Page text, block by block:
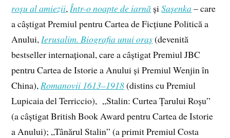
roșu al amiezii, Într-o noapte de iarnă șiSașenka– care
a câștigat Premiul pentru Cartea de Ficțiune Politică a
Anului, Ierusalim. Biografia unui oraș(devenită
bestseller internațional, care a câștigat Premiul JBC
pentru Cartea de Istorie a Anului și Premiul Wenjin în
China), Romanovii 1613–1918(distins cu Premiul
Lupicaia del Terriccio), „Stalin: Curtea Țarului Roșu”
(a câștigat British Book Award pentru Cartea de Istorie
a Anului); „Tânărul Stalin” (a primit Premiul Costa